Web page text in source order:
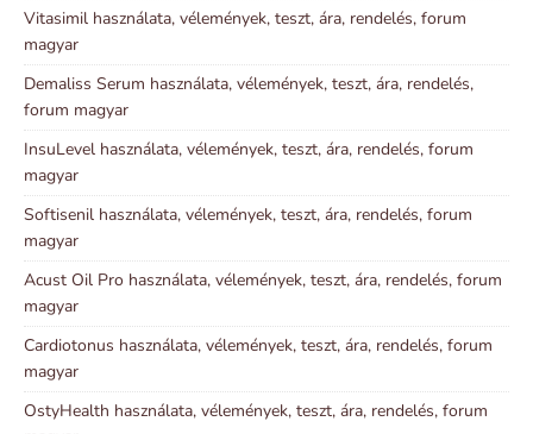
Vitasimil használata, vélemények, teszt, ára, rendelés, forum
magyar
Demaliss Serum használata, vélemények, teszt, ára, rendelés,
forum magyar
InsuLevel használata, vélemények, teszt, ára, rendelés, forum
magyar
Softisenil használata, vélemények, teszt, ára, rendelés, forum
magyar
Acust Oil Pro használata, vélemények, teszt, ára, rendelés, forum
magyar
Cardiotonus használata, vélemények, teszt, ára, rendelés, forum
magyar
OstyHealth használata, vélemények, teszt, ára, rendelés, forum